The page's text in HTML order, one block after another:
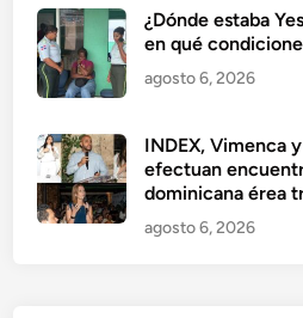
¿Dónde estaba
en qué
agosto 6, 2026
INDEX, Vimenca
efectuan
dominicana érea
agosto 6, 2026